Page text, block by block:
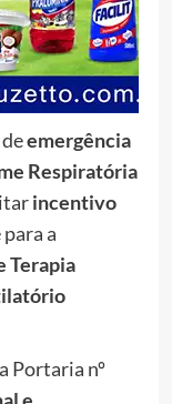
emergência
Respiratória
incentivo
a
Terapia
Portaria nº